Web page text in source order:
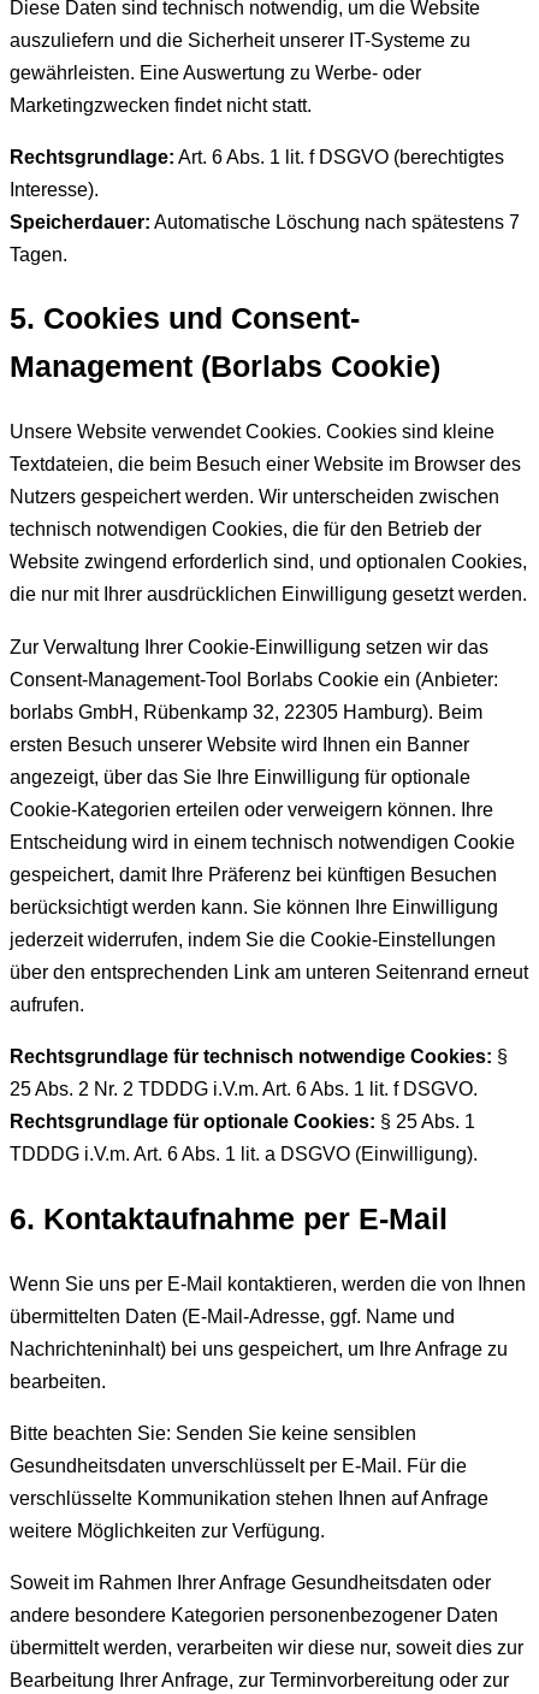
Diese Daten sind technisch notwendig, um die Website
auszuliefern und die Sicherheit unserer IT-Systeme zu
gewährleisten. Eine Auswertung zu Werbe- oder
Marketingzwecken findet nicht statt.
Rechtsgrundlage: Art. 6 Abs. 1 lit. f DSGVO (berechtigtes
Interesse).
Speicherdauer: Automatische Löschung nach spätestens 7
Tagen.
5. Cookies und Consent-
Management (Borlabs Cookie)
Unsere Website verwendet Cookies. Cookies sind kleine
Textdateien, die beim Besuch einer Website im Browser des
Nutzers gespeichert werden. Wir unterscheiden zwischen
technisch notwendigen Cookies, die für den Betrieb der
Website zwingend erforderlich sind, und optionalen Cookies,
die nur mit Ihrer ausdrücklichen Einwilligung gesetzt werden.
Zur Verwaltung Ihrer Cookie-Einwilligung setzen wir das
Consent-Management-Tool Borlabs Cookie ein (Anbieter:
borlabs GmbH, Rübenkamp 32, 22305 Hamburg). Beim
ersten Besuch unserer Website wird Ihnen ein Banner
angezeigt, über das Sie Ihre Einwilligung für optionale
Cookie-Kategorien erteilen oder verweigern können. Ihre
Entscheidung wird in einem technisch notwendigen Cookie
gespeichert, damit Ihre Präferenz bei künftigen Besuchen
berücksichtigt werden kann. Sie können Ihre Einwilligung
jederzeit widerrufen, indem Sie die Cookie-Einstellungen
über den entsprechenden Link am unteren Seitenrand erneut
aufrufen.
Rechtsgrundlage für technisch notwendige Cookies: §
25 Abs. 2 Nr. 2 TDDDG i.V.m. Art. 6 Abs. 1 lit. f DSGVO.
Rechtsgrundlage für optionale Cookies: § 25 Abs. 1
TDDDG i.V.m. Art. 6 Abs. 1 lit. a DSGVO (Einwilligung).
6. Kontaktaufnahme per E-Mail
Wenn Sie uns per E-Mail kontaktieren, werden die von Ihnen
übermittelten Daten (E-Mail-Adresse, ggf. Name und
Nachrichteninhalt) bei uns gespeichert, um Ihre Anfrage zu
bearbeiten.
Bitte beachten Sie: Senden Sie keine sensiblen
Gesundheitsdaten unverschlüsselt per E-Mail. Für die
verschlüsselte Kommunikation stehen Ihnen auf Anfrage
weitere Möglichkeiten zur Verfügung.
Soweit im Rahmen Ihrer Anfrage Gesundheitsdaten oder
andere besondere Kategorien personenbezogener Daten
übermittelt werden, verarbeiten wir diese nur, soweit dies zur
Bearbeitung Ihrer Anfrage, zur Terminvorbereitung oder zur